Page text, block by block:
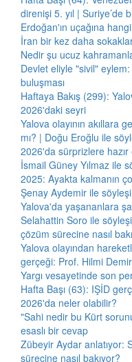
direnişi 5. yıl | Suriye’de
Erdoğan'ın uçağına
İran bir kez daha
Nedir şu ucuz
Devlet eliyle "sivil"
buluşması
Haftaya Bakış (299):
2026'daki seyri
Yalova olayının akıllara
mı? | Doğu Eroğlu ile
2026'da sürprizlere hazır
İsmail Güney Yılmaz ile
2025: Ayakta kalmanın
Şenay Aydemir ile
Yalova'da yaşananlara
Selahattin Soro ile
çözüm sürecine nasıl
Yalova olayından
gerçeği: Prof. Hilmi
Yargı vesayetinde son
Hafta Başı (63): IŞİD
2026'da neler olabilir?
"Sahi nedir bu Kürt
esaslı bir cevap
Zübeyir Aydar anlatıyor:
sürecine nasıl bakıyor?